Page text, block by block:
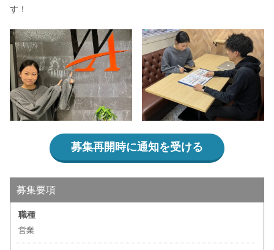
す！
募集再開時に通知を受ける
募集要項
職種
営業